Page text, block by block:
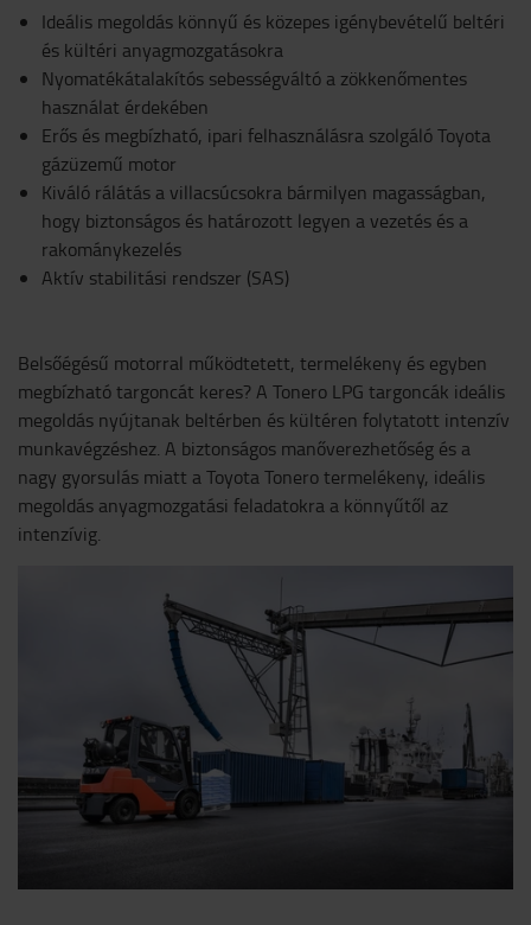
Ideális megoldás könnyű és közepes igénybevételű beltéri
és kültéri anyagmozgatásokra
Nyomatékátalakítós sebességváltó a zökkenőmentes
használat érdekében
Erős és megbízható, ipari felhasználásra szolgáló Toyota
gázüzemű motor
Kiváló rálátás a villacsúcsokra bármilyen magasságban,
hogy biztonságos és határozott legyen a vezetés és a
rakománykezelés
Aktív stabilitási rendszer (SAS)
Belsőégésű motorral működtetett, termelékeny és egyben
megbízható targoncát keres? A Tonero LPG targoncák ideális
megoldás nyújtanak beltérben és kültéren folytatott intenzív
munkavégzéshez. A biztonságos manőverezhetőség és a
nagy gyorsulás miatt a Toyota Tonero termelékeny, ideális
megoldás anyagmozgatási feladatokra a könnyűtől az
intenzívig.